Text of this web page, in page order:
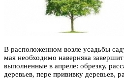
В расположенном возле усадьбы
мая необходимо наверняка
выполненные в апреле: обрезку,
деревьев, пере прививку деревьев,